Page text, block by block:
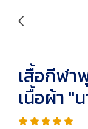
เสื้อกีฬ
เนื้อผ้า "